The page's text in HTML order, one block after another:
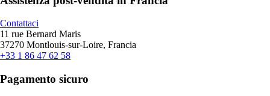
Contattaci
11 rue Bernard Maris
37270 Montlouis-sur-Loire, Francia
+33 1 86 47 62 58
Pagamento sicuro